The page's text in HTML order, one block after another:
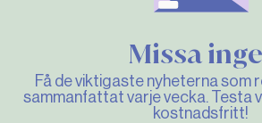
Missa
Få de viktigaste nyheterna som
sammanfattat varje vecka. Testa
kostnadsfritt!